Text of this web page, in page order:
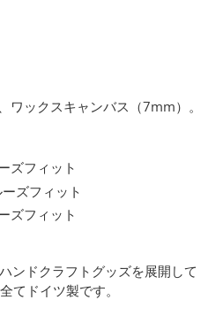
ワックスキャンバス（7mm）。
ズフィット
ズフィット
ズフィット
ンドクラフトグッズを展開して
てドイツ製です。